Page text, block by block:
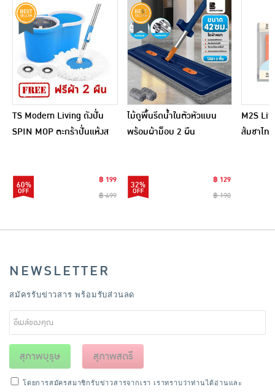
TS Modern Living ถังปั่น
SPIN MOP ตะกร้าปั่นแห้งส
60%
฿ 199
฿ 499
ไม้ถูพื้นรีดน้ำในตัวหัวแบน
พร้อมผ้าม็อบ 2 ผืน
32%
฿ 129
฿ 190
M2S
ส้มชาไท
NEWSLETTER
สมัครรับข่าวสาร พร้อมรับส่วนลด
สุภาพบุรุษ สุภาพสตรี
โดยการสมัครสมาชิกรับข่าวสารจากเรา เราทราบว่าท่านได้อ่านและ